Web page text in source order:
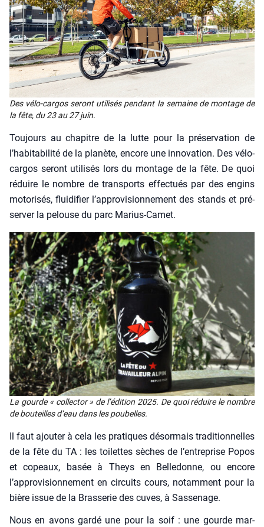
Des vélo-car­gos seront uti­li­sés pen­dant la semaine de mon­tage de
la fête, du 23 au 27 juin.
Tou­jours au cha­pitre de la lutte pour la pré­ser­va­tion de
l’habitabilité de la pla­nète, encore une inno­va­tion. Des vélo-
car­gos seront uti­li­sés lors du mon­tage de la fête. De quoi
réduire le nombre de trans­ports effec­tués par des engins
moto­ri­sés, flui­di­fier l’approvisionnement des stands et pré­
ser­ver la pelouse du parc Marius-Camet.
La gourde « col­lec­tor » de l’é­di­tion 2025. De quoi réduire le nombre
de bou­teilles d’eau dans les pou­belles.
Il faut ajou­ter à cela les pra­tiques désor­mais tra­di­tion­nelles
de la fête du TA : les toi­lettes sèches de l’entreprise Popos
et copeaux, basée à Theys en Bel­le­donne, ou encore
l’approvisionnement en cir­cuits cours, notam­ment pour la
bière issue de la Bras­se­rie des cuves, à Sas­se­nage.
Nous en avons gar­dé une pour la soif : une gourde mar­